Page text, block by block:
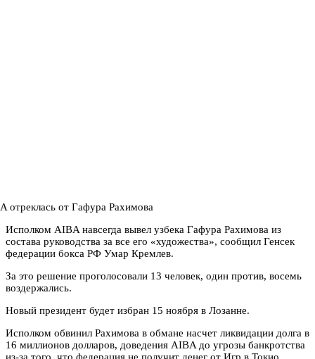
Исполком AIBA навсегда вывел узбека Гафура Рахимова из
состава руководства за все его «художества», сообщил Генсек
федерации бокса РФ Умар Кремлев.
За это решение проголосовали 13 человек, один против, восемь
воздержались.
Новый президент будет избран 15 ноября в Лозанне.
Исполком обвинил Рахимова в обмане насчет ликвидации долга в
16 миллионов долларов, доведения AIBA до угрозы банкротства
из-за того, что федерация не получит денег от Игр в Токио.